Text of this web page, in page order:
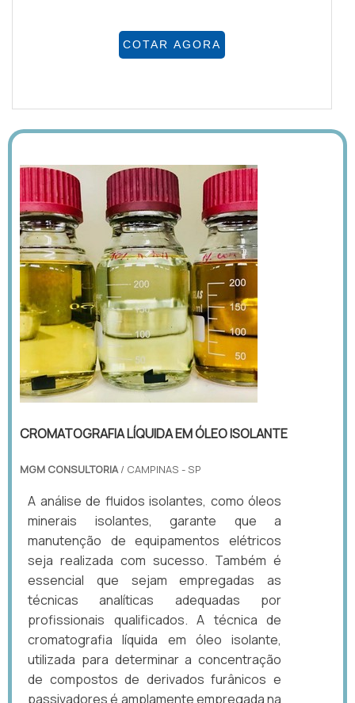
COTAR AGORA
CROMATOGRAFIA LÍQUIDA EM ÓLEO ISOLANTE
MGM CONSULTORIA/ CAMPINAS - SP
A análise de fluidos isolantes, como óleos
minerais isolantes, garante que a
manutenção de equipamentos elétricos
seja realizada com sucesso. Também é
essencial que sejam empregadas as
técnicas analíticas adequadas por
profissionais qualificados. A técnica de
cromatografia líquida em óleo isolante,
utilizada para determinar a concentração
de compostos de derivados furânicos e
passivadores é amplamente empregada na